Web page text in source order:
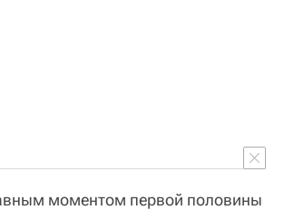
моментом первой половины